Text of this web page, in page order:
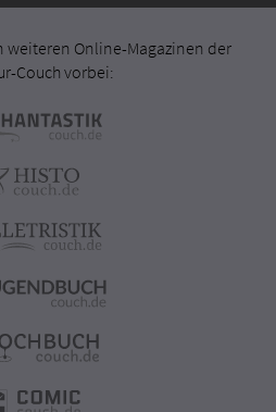
weiteren Online-Magazinen der
Couch vorbei: